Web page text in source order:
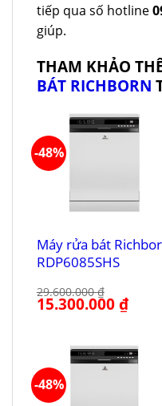
tiếp qua số hotline
giúp.
THAM KHẢO
BÁT RICHBORN
-48%
Máy rửa bát
RDP6085SHS
29.600.000₫
Giá
gốc
15.300.000₫Giá
hiện
-48%